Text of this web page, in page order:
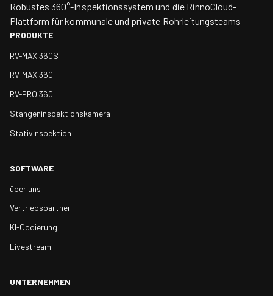
Robustes 360°-Inspektionssystem und die RinnoCloud-
Plattform für kommunale und private Rohrleitungsteams
PRODUKTE
RV-MAX 360S
RV-MAX 360
RV-PRO 360
Stangeninspektionskamera
Stativinspektion
SOFTWARE
über uns
Vertriebspartner
KI-Codierung
Livestream
UNTERNEHMEN